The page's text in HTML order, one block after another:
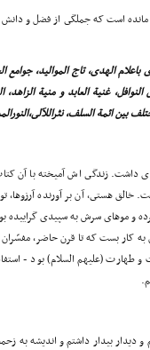
مانده است که جملگى از فضل و
باعلام الهدى، تاج الموالید،
غنیة العابد و منیة الزاهد،
بین ائمة السلف،
داشت. زندگى اش آمیخته با آن
هستى، آن بر آورنده آرزوها،
و موهاى سرش به سپیدى گراییده
به کار بست که تا قرن حاضر،
طهارت (علیهم السلام) بود -
بیدار داشتم و اندیشه به